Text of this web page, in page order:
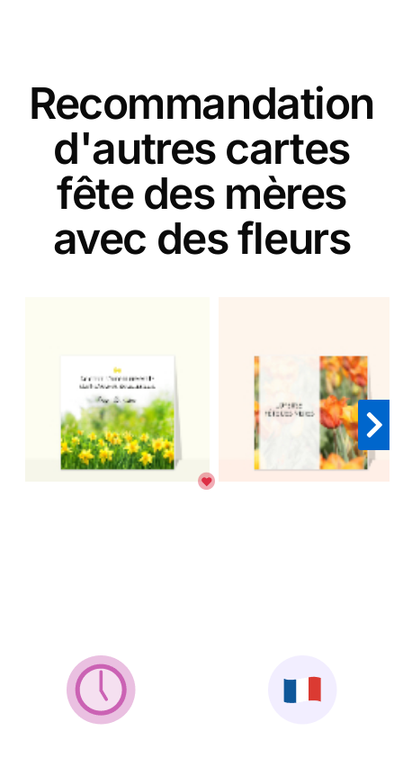
Recommandation
d'autres cartes
fête des mères
avec des fleurs